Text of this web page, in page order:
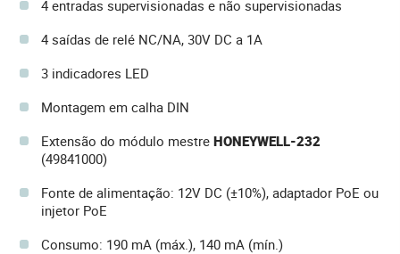
4 entradas supervisionadas e não supervisionadas
4 saídas de relé NC/NA, 30V DC a 1A
3 indicadores LED
Montagem em calha DIN
Extensão do módulo mestre HONEYWELL-232
(49841000)
Fonte de alimentação: 12V DC (±10%), adaptador PoE ou
injetor PoE
Consumo: 190 mA (máx.), 140 mA (mín.)